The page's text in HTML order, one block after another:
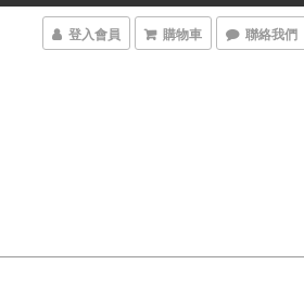
登入會員 購物車 聯絡我們